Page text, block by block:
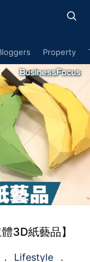
Property
3D紙藝品】
Lifestyle